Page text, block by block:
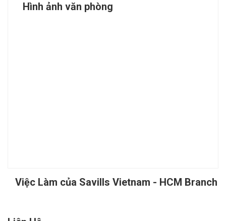
Hình ảnh văn phòng
Việc Làm của Savills Vietnam - HCM Branch